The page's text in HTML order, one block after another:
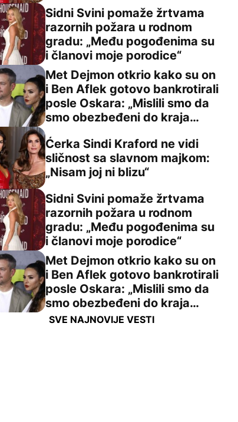
članak
Svini pomaže žrtvama razornih požara u rodnom
Sidni Svini pomaže žrtvama
razornih požara u rodnom
gradu: „Među pogođenima su
i članovi moje porodice“
Dejmon otkrio kako su on i Ben Aflek gotovo
Met Dejmon otkrio kako su on
i Ben Aflek gotovo bankrotirali
posle Oskara: „Mislili smo da
smo obezbeđeni do kraja
Sindi Kraford ne vidi sličnost sa slavnom majkom:
Ćerka Sindi Kraford ne vidi
sličnost sa slavnom majkom:
„Nisam joj ni blizu“
Svini pomaže žrtvama razornih požara u rodnom
Sidni Svini pomaže žrtvama
razornih požara u rodnom
gradu: „Među pogođenima su
i članovi moje porodice“
Dejmon otkrio kako su on i Ben Aflek gotovo
Met Dejmon otkrio kako su on
i Ben Aflek gotovo bankrotirali
posle Oskara: „Mislili smo da
smo obezbeđeni do kraja
života“
SVE NAJNOVIJE VESTI